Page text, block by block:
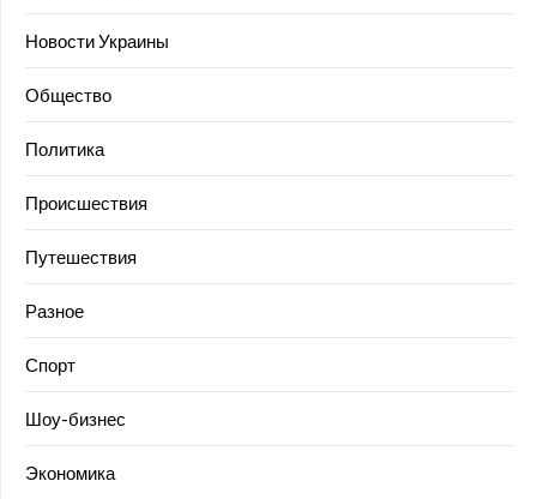
Новости Украины
Общество
Политика
Происшествия
Путешествия
Разное
Спорт
Шоу-бизнес
Экономика